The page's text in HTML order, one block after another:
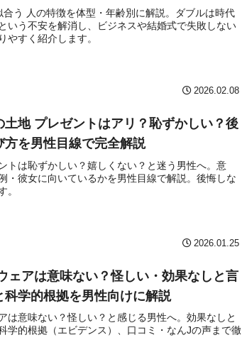
合う 人の特徴を体型・年齢別に解説。ダブルは時代
いう不安を解消し、ビジネスや結婚式で失敗しない
やすく紹介します。
2026.02.08
土地 プレゼントはアリ？恥ずかしい？後
方を男性目線で完全解説
トは恥ずかしい？嬉しくない？と迷う男性へ。意
・彼女に向いているかを男性目線で解説。後悔しな
。
2026.01.25
ェアは意味ない？怪しい・効果なしと言
科学的根拠を男性向けに解説
は意味ない？怪しい？と感じる男性へ。効果なしと
学的根拠（エビデンス）、口コミ・なんJの声まで徹